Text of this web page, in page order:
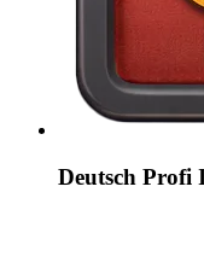
Deutsch Profi